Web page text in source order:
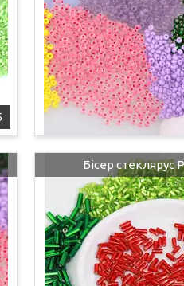
Бісер стеклярус